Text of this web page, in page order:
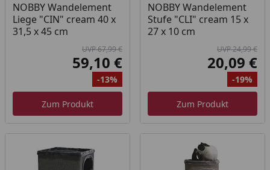
NOBBY Wandelement
Liege "CIN" cream 40 x
31,5 x 45 cm
Ursprünglicher Preis
UVP 67,99 €
Aktueller Preis
59,10 €
Rabatt
-13%
Zum Produkt
NOBBY Wandelement
Stufe "CLI" cream 15 x
27 x 10 cm
UVP 24,99 €
20,09 €
-19%
Zum Produkt